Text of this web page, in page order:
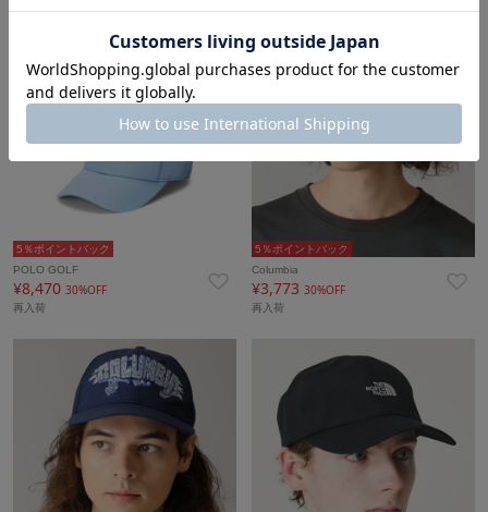
5％ポイントバック
POLO GOLF
¥8,470 30%OFF
再入荷
5％ポイントバック
Columbia
¥3,773 30%OFF
再入荷